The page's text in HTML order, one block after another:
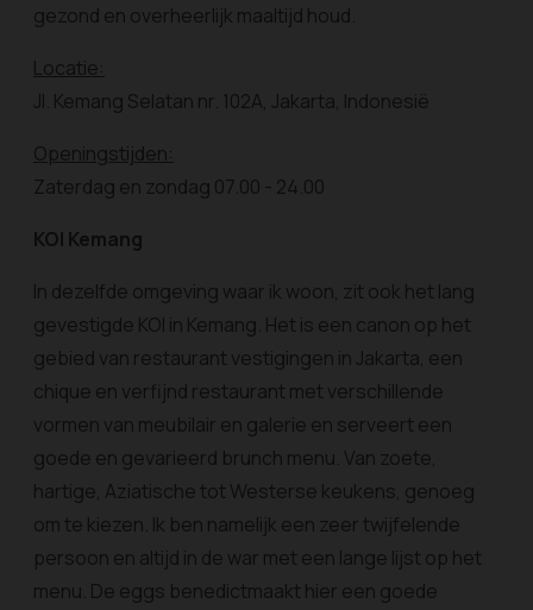
gezond en overheerlijk maaltijd houd.
Locatie:
Jl. Kemang Selatan nr. 102A, Jakarta, Indonesië
Openingstijden:
Zaterdag en zondag 07.00 - 24.00
KOI Kemang
In dezelfde omgeving waar ik woon, zit ook het lang
gevestigde KOI in Kemang. Het is een canon op het
gebied van restaurant vestigingen in Jakarta, een
chique en verfijnd restaurant met verschillende
vormen van meubilair en galerie en serveert een
goede en gevarieerd brunch menu. Van zoete,
hartige, Aziatische tot Westerse keukens, genoeg
om te kiezen. Ik ben namelijk een zeer twijfelende
persoon en altijd in de war met een lange lijst op het
menu. De eggs benedictmaakt hier een goede